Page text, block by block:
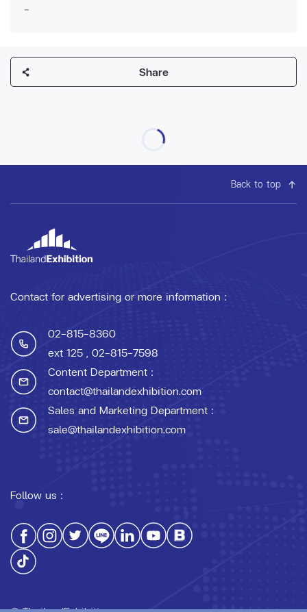
-
Share
Back to top
Contact for advertising or more information :
02-815-8360
ext 125 , 02-815-7598
Content Department :
contact@thailandexhibition.com
Sales and Marketing Department :
sale@thailandexhibition.com
Follow us :